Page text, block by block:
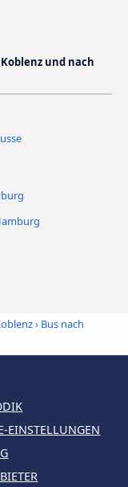
und nach
› Bus nach
EINSTELLUNGEN